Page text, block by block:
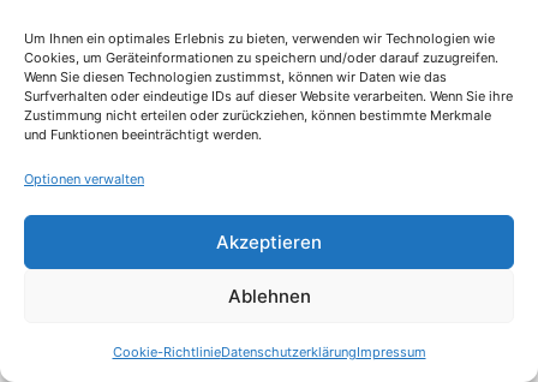
Um Ihnen ein optimales Erlebnis zu bieten, verwenden wir Technologien wie
Cookies, um Geräteinformationen zu speichern und/oder darauf zuzugreifen.
Wenn Sie diesen Technologien zustimmst, können wir Daten wie das
Surfverhalten oder eindeutige IDs auf dieser Website verarbeiten. Wenn Sie ihre
Zustimmung nicht erteilen oder zurückziehen, können bestimmte Merkmale
und Funktionen beeinträchtigt werden.
Optionen verwalten
Akzeptieren
Ablehnen
Cookie-RichtlinieDatenschutzerklärungImpressum
© All rights reserved - CEval GmbH 2026 | webdesign by